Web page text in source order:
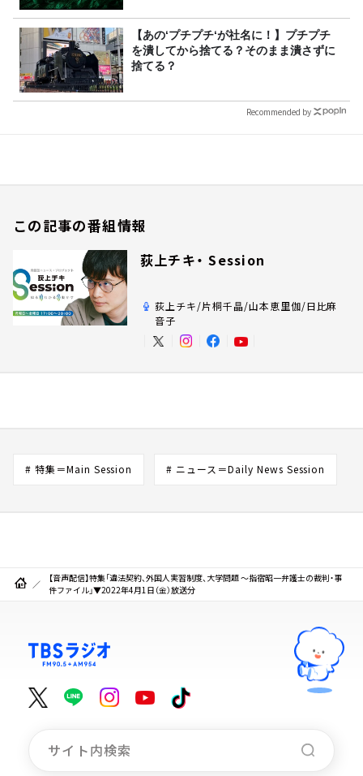
【あの‘プチプチ‘が社名に！】プチプチ
を潰してから捨てる？そのまま潰さずに
捨てる？
Recommended by
この記事の番組情報
荻上チキ・ Session
荻上チキ/片桐千晶/山本恵里伽/日比麻
音子
# 特集＝Main Session # ニュース＝Daily News Session
【音声配信】特集「違法契約、外国人実習制度、大学問題 ～指宿昭一弁護士の裁判・事
件ファイル」▼2022年4月1日（金）放送分